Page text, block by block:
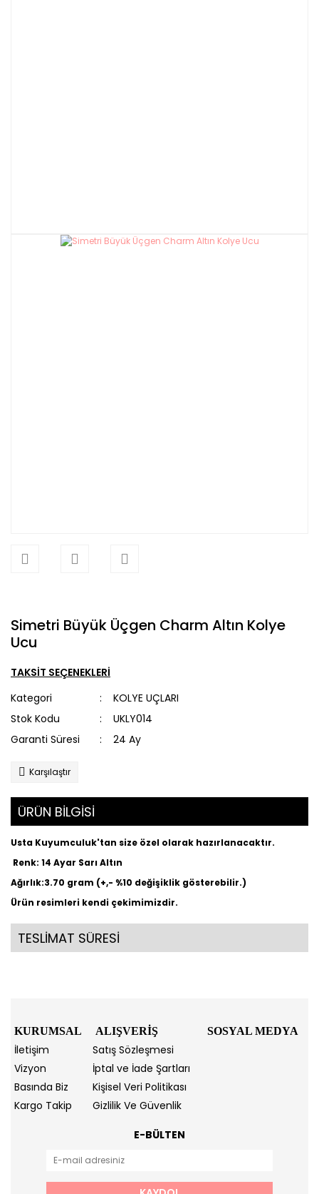
Simetri Büyük Üçgen Charm Altın Kolye
Ucu
TAKSİT SEÇENEKLERİ
Kategori
KOLYE UÇLARI
Stok Kodu
UKLY014
Garanti Süresi
24 Ay
Karşılaştır
ÜRÜN BİLGİSİ
Usta Kuyumculuk'tan size özel olarak hazırlanacaktır.
Renk: 14 Ayar Sarı Altın
Ağırlık:3.70 gram (+,- %10 değişiklik gösterebilir.)
Ürün resimleri kendi çekimimizdir.
TESLİMAT SÜRESİ
KURUMSAL ALIŞVERİŞ SOSYAL MEDYA
İletişim
Satış Sözleşmesi
Vizyon
İptal ve İade Şartları
Basında Biz
Kişisel Veri Politikası
Kargo Takip
Gizlilik Ve Güvenlik
E-BÜLTEN